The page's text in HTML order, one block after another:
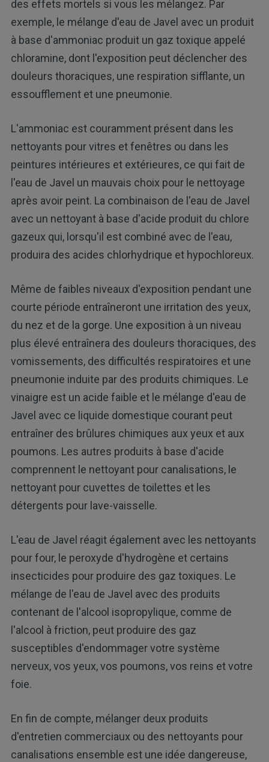
des effets mortels si vous les mélangez. Par
exemple, le mélange d'eau de Javel avec un produit
à base d'ammoniac produit un gaz toxique appelé
chloramine, dont l'exposition peut déclencher des
douleurs thoraciques, une respiration sifflante, un
essoufflement et une pneumonie.
L'ammoniac est couramment présent dans les
nettoyants pour vitres et fenêtres ou dans les
peintures intérieures et extérieures, ce qui fait de
l'eau de Javel un mauvais choix pour le nettoyage
après avoir peint. La combinaison de l'eau de Javel
avec un nettoyant à base d'acide produit du chlore
gazeux qui, lorsqu'il est combiné avec de l'eau,
produira des acides chlorhydrique et hypochloreux.
Même de faibles niveaux d'exposition pendant une
courte période entraîneront une irritation des yeux,
du nez et de la gorge. Une exposition à un niveau
plus élevé entraînera des douleurs thoraciques, des
vomissements, des difficultés respiratoires et une
pneumonie induite par des produits chimiques. Le
vinaigre est un acide faible et le mélange d'eau de
Javel avec ce liquide domestique courant peut
entraîner des brûlures chimiques aux yeux et aux
poumons. Les autres produits à base d'acide
comprennent le nettoyant pour canalisations, le
nettoyant pour cuvettes de toilettes et les
détergents pour lave-vaisselle.
L'eau de Javel réagit également avec les nettoyants
pour four, le peroxyde d'hydrogène et certains
insecticides pour produire des gaz toxiques. Le
mélange de l'eau de Javel avec des produits
contenant de l'alcool isopropylique, comme de
l'alcool à friction, peut produire des gaz
susceptibles d'endommager votre système
nerveux, vos yeux, vos poumons, vos reins et votre
foie.
En fin de compte, mélanger deux produits
d'entretien commerciaux ou des nettoyants pour
canalisations ensemble est une idée dangereuse,